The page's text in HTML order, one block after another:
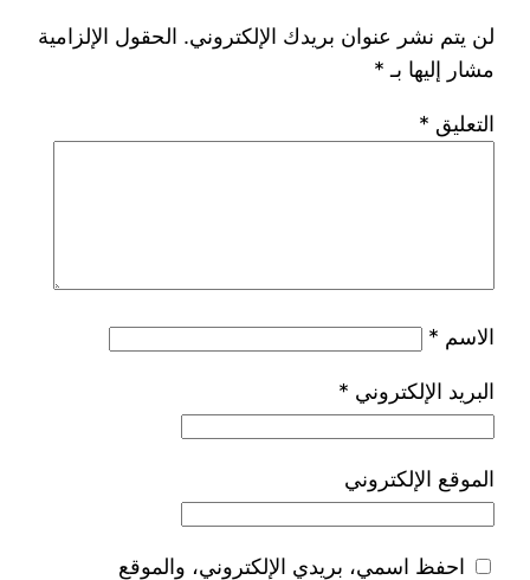
لن يتم نشر عنوان بريدك الإلكتروني. الحقول الإلزامية
مشار إليها بـ *
التعليق *
الاسم *
البريد الإلكتروني *
الموقع الإلكتروني
احفظ اسمي، بريدي الإلكتروني، والموقع